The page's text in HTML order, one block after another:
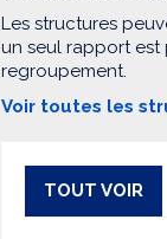
Les structures
un seul rapport est
regroupement.
Voir toutes les
TOUT VOIR